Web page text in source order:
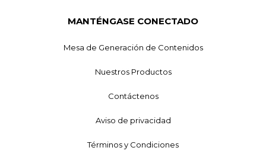
MANTÉNGASE CONECTADO
Mesa de Generación de Contenidos
Nuestros Productos
Contáctenos
Aviso de privacidad
Términos y Condiciones